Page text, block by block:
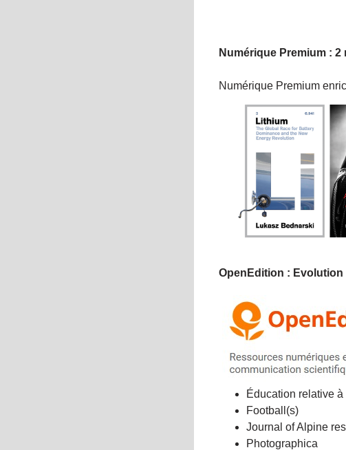
Numérique Premium :
Numérique Premium
OpenEdition :
Éducation relative à
Football(s)
Journal of Alpine
Photographica